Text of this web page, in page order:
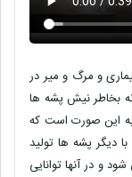
و مرگ و میر در
بخاطر نیش پشه ها
به این صورت است که
دیگر پشه ها تولید
و در آنها توانایی